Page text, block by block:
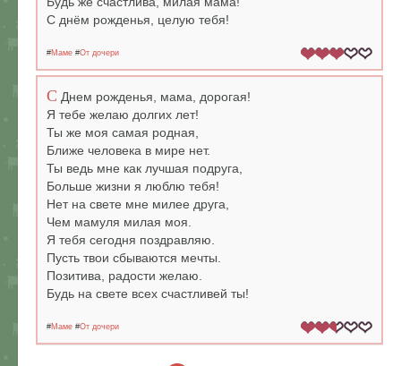
С днём рожденья, целую тебя!
#Маме #От дочери
С Днем рожденья, мама, дорогая!
Я тебе желаю долгих лет!
Ты же моя самая родная,
Ближе человека в мире нет.
Ты ведь мне как лучшая подруга,
Больше жизни я люблю тебя!
Нет на свете мне милее друга,
Чем мамуля милая моя.
Я тебя сегодня поздравляю.
Пусть твои сбываются мечты.
Позитива, радости желаю.
Будь на свете всех счастливей ты!
#Маме #От дочери